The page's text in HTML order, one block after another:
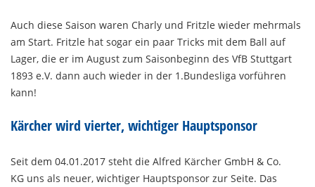
Auch diese Saison waren Charly und Fritzle wieder mehrmals
am Start. Fritzle hat sogar ein paar Tricks mit dem Ball auf
Lager, die er im August zum Saisonbeginn des VfB Stuttgart
1893 e.V. dann auch wieder in der 1.Bundesliga vorführen
kann!
Kärcher wird vierter, wichtiger Hauptsponsor
Seit dem 04.01.2017 steht die Alfred Kärcher GmbH & Co.
KG uns als neuer, wichtiger Hauptsponsor zur Seite. Das